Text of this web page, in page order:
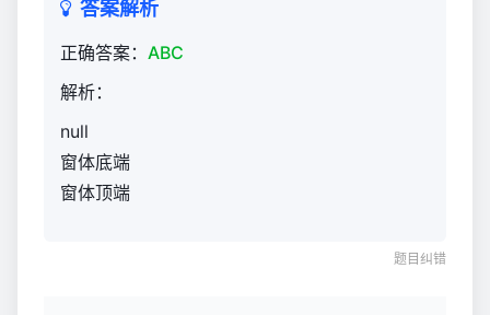
答案解析
正确答案： ABC
解析：
null
窗体底端
窗体顶端
题目纠错